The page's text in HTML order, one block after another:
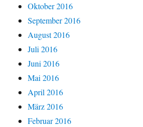
Oktober 2016
September 2016
August 2016
Juli 2016
Juni 2016
Mai 2016
April 2016
März 2016
Februar 2016